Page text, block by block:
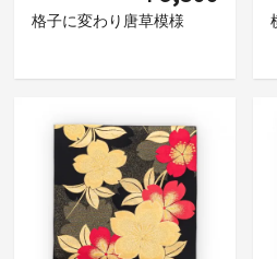
格子に変わり唐草模様